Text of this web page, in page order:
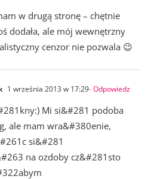
w drugą stronę – chętnie
dodała, ale mój wewnętrzny
cenzor nie pozwala 😉
1 września 2013 w 17:29- Odpowiedz
Mi si&#281 podoba
ale mam wra&#380enie,
si&#281
na ozdoby cz&#281sto